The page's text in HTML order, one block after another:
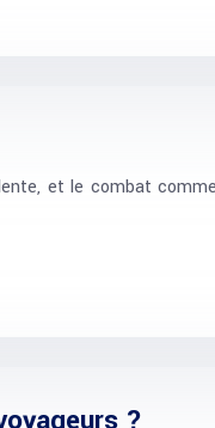
et le combat